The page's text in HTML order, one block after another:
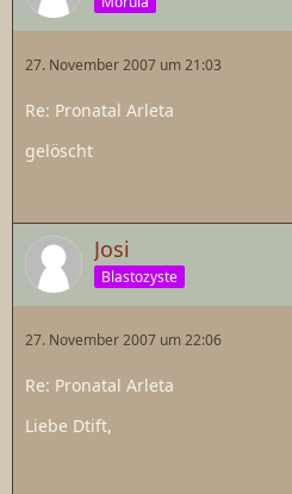
27. November 2007 um 21:03
Re: Pronatal Arleta
gelöscht
Josi
Blastozyste
27. November 2007 um 22:06
Re: Pronatal Arleta
Liebe Dtift,